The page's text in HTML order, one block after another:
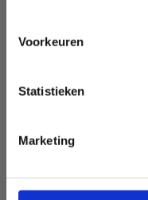
Voorkeuren
Statistieken
Marketing
Sport